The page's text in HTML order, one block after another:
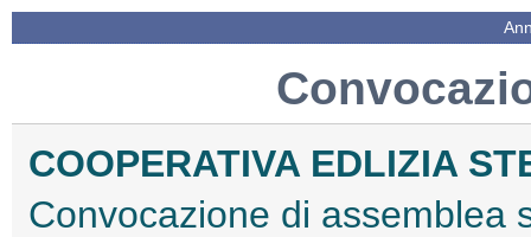
COOPERATIVA EDLIZIA
Convocazione di assemblea